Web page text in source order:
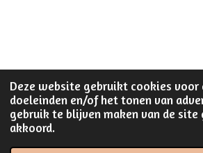
Deze website gebruikt cookies voor
doeleinden en/of het tonen van
gebruik te blijven maken van de site
akkoord.